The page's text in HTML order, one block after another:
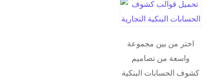
اختر من بين مجموعة
واسعة من تصاميم
كشوف الحسابات البنكية